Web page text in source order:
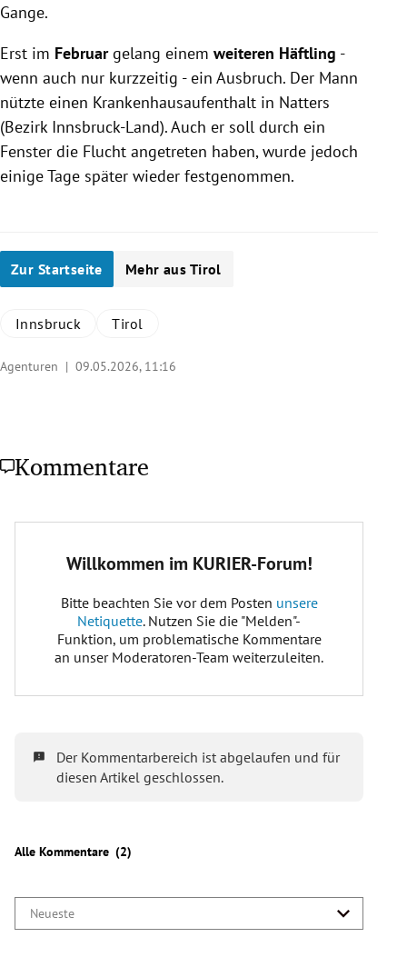
Gange.
Erst im Februargelang einem weiteren Häftling -
wenn auch nur kurzzeitig - ein Ausbruch. Der Mann
nützte einen Krankenhausaufenthalt in Natters
(Bezirk Innsbruck-Land). Auch er soll durch ein
Fenster die Flucht angetreten haben, wurde jedoch
einige Tage später wieder festgenommen.
Zur Startseite Mehr aus Tirol
Innsbruck Tirol
Agenturen | 09.05.2026, 11:16
Kommentare